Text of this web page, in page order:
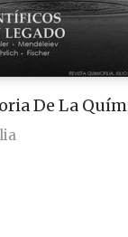
De La